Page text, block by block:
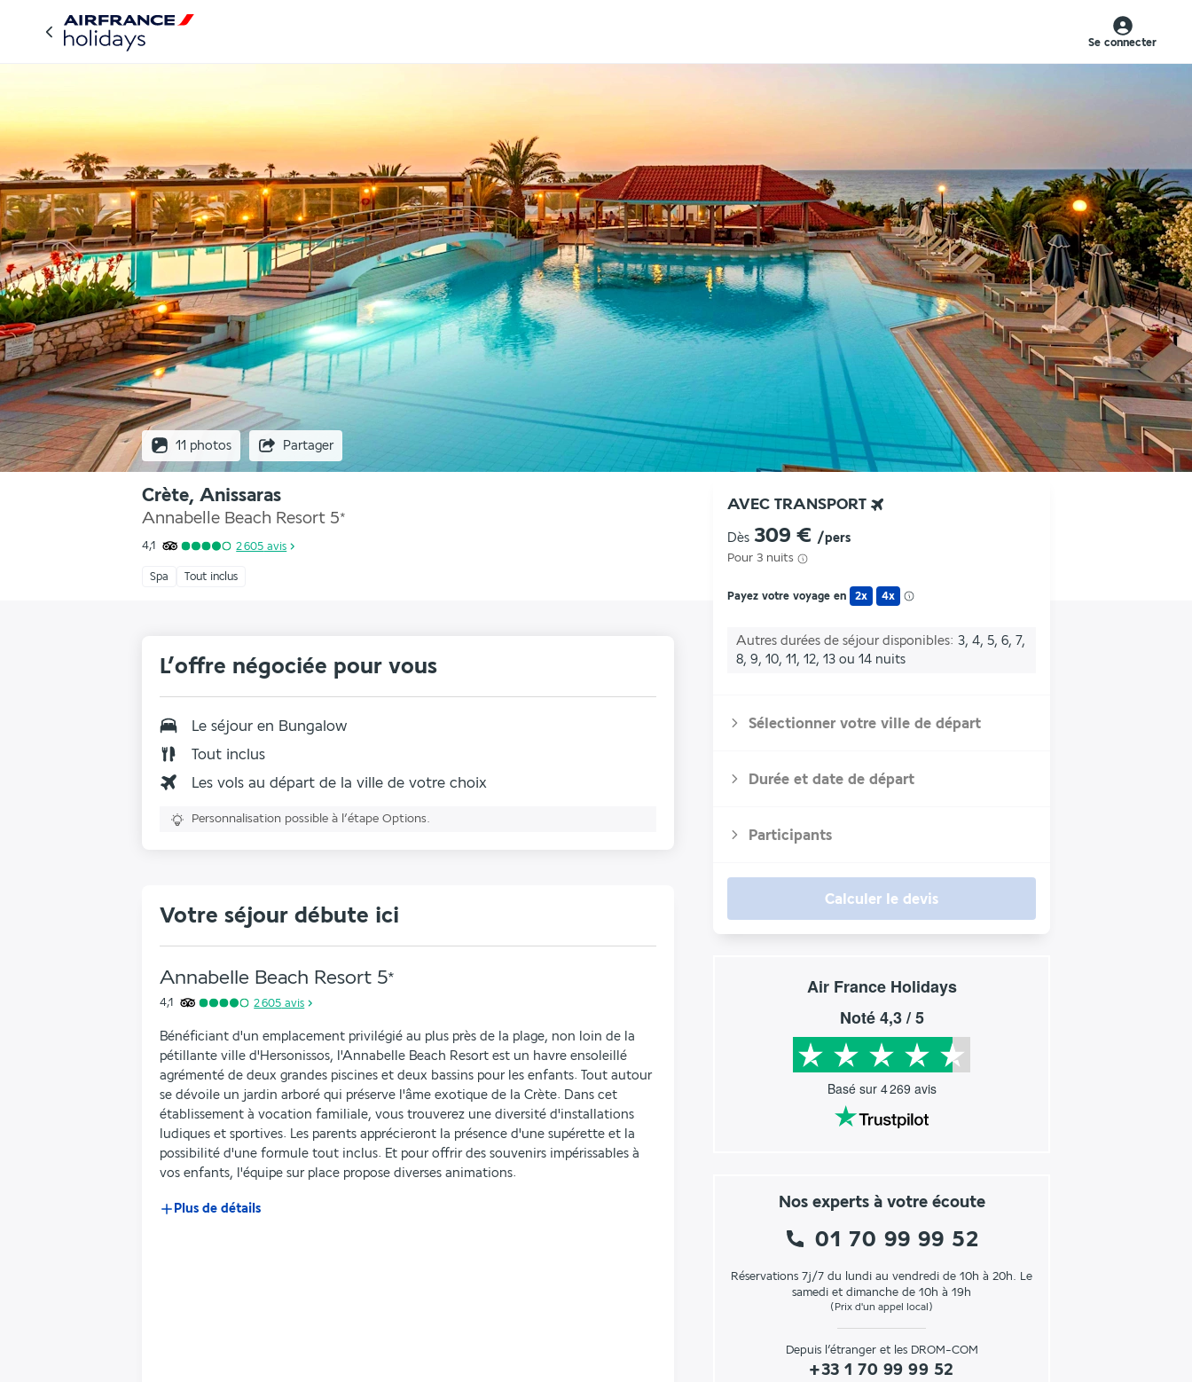
Se connecter
11 photos Partager
Crète, Anissaras
Annabelle Beach Resort 5*
4,1 2 605 avis
Spa Tout inclus
AVEC TRANSPORT
Dès 309 € /pers
Pour 3 nuits
Payez votre voyage en 2x 4x
Autres durées de séjour disponibles 3, 4, 5, 6, 7,
8, 9, 10, 11, 12, 13 ou 14 nuits
Sélectionner votre ville de départ
Durée et date de départ
Participants
Calculer le devis
Air France Holidays
Noté4,3/ 5
Basé sur 4 269 avis
Nos experts à votre écoute
01 70 99 99 52
Réservations 7j/7 du lundi au vendredi de 10h à 20h. Le
samedi et dimanche de 10h à 19h
(Prix d'un appel local)
Depuis l’étranger et les DROM-COM
+33 1 70 99 99 52
L’offre négociée pour vous
Le séjour en Bungalow
Tout inclus
Les vols au départ de la ville de votre choix
Personnalisation possible à l’étape Options.
Votre séjour débute ici
Annabelle Beach Resort 5*
4,1 2 605 avis
Bénéficiant d'un emplacement privilégié au plus près de la plage, non loin de la
pétillante ville d'Hersonissos, l'Annabelle Beach Resort est un havre ensoleillé
agrémenté de deux grandes piscines et deux bassins pour les enfants. Tout autour
se dévoile un jardin arboré qui préserve l'âme exotique de la Crète. Dans cet
établissement à vocation familiale, vous trouverez une diversité d'installations
ludiques et sportives. Les parents apprécieront la présence d'une supérette et la
possibilité d'une formule tout inclus. Et pour offrir des souvenirs impérissables à
vos enfants, l'équipe sur place propose diverses animations.
Plus de détails